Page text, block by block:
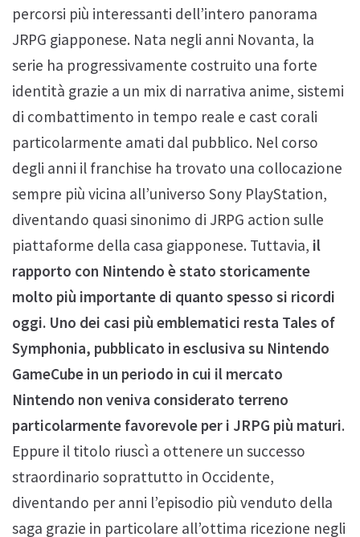
percorsi più interessanti dell’intero panorama
JRPG giapponese. Nata negli anni Novanta, la
serie ha progressivamente costruito una forte
identità grazie a un mix di narrativa anime, sistemi
di combattimento in tempo reale e cast corali
particolarmente amati dal pubblico. Nel corso
degli anni il franchise ha trovato una collocazione
sempre più vicina all’universo Sony PlayStation,
diventando quasi sinonimo di JRPG action sulle
piattaforme della casa giapponese. Tuttavia, il
rapporto con Nintendo è stato storicamente
molto più importante di quanto spesso si ricordi
oggi. Uno dei casi più emblematici resta Tales of
Symphonia, pubblicato in esclusiva su Nintendo
GameCube in un periodo in cui il mercato
Nintendo non veniva considerato terreno
particolarmente favorevole per i JRPG più maturi.
Eppure il titolo riuscì a ottenere un successo
straordinario soprattutto in Occidente,
diventando per anni l’episodio più venduto della
saga grazie in particolare all’ottima ricezione negli